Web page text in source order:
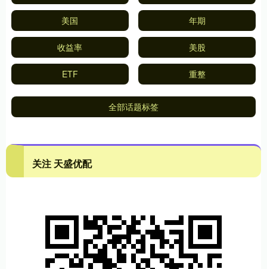
美国 年期
收益率 美股
ETF 重整
全部话题标签
关注 天盛优配